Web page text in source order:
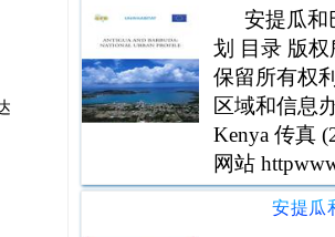
安提瓜和
划 目录 版
保留所有权
区域和信息
Kenya 传真
网站
PSUP
安提瓜